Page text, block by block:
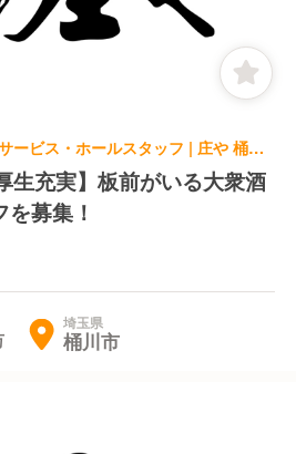
和食, 居酒屋 | レストランサービス・ホールスタッフ | 庄や 桶川店
生充実】板前がいる大衆酒
募集！
埼玉県
桶川市